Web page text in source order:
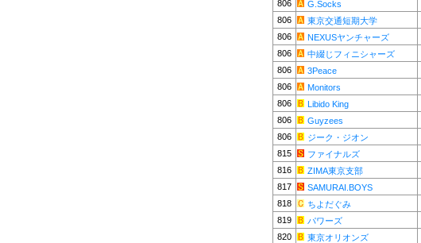
806
G.Socks
806
東京交通短期大学
806
NEXUSヤンチャーズ
806
中綴じフィニシャーズ
806
3Peace
806
Monitors
806
Libido King
806
Guyzees
806
ジーク・ジオン
815
ファイナルズ
816
ZIMA東京支部
817
SAMURAI.BOYS
818
ちよだぐみ
819
パワーズ
820
東京オリオンズ